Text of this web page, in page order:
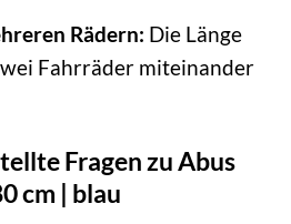
Rädern: Die Länge
Fahrräder miteinander
Fragen zu Abus
cm | blau